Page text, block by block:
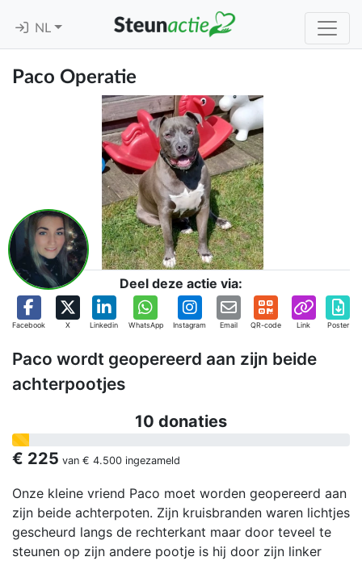
NL
Paco Operatie
Deel deze actie via:
Facebook X Linkedin WhatsApp Instagram Email QR-code Link Poster
Paco wordt geopereerd aan zijn beide
achterpootjes
10 donaties
€ 225 van € 4.500 ingezameld
Onze kleine vriend Paco moet worden geopereerd aan
zijn beide achterpoten. Zijn kruisbranden waren lichtjes
gescheurd langs de rechterkant maar door teveel te
steunen op zijn andere pootje is hij door zijn linker